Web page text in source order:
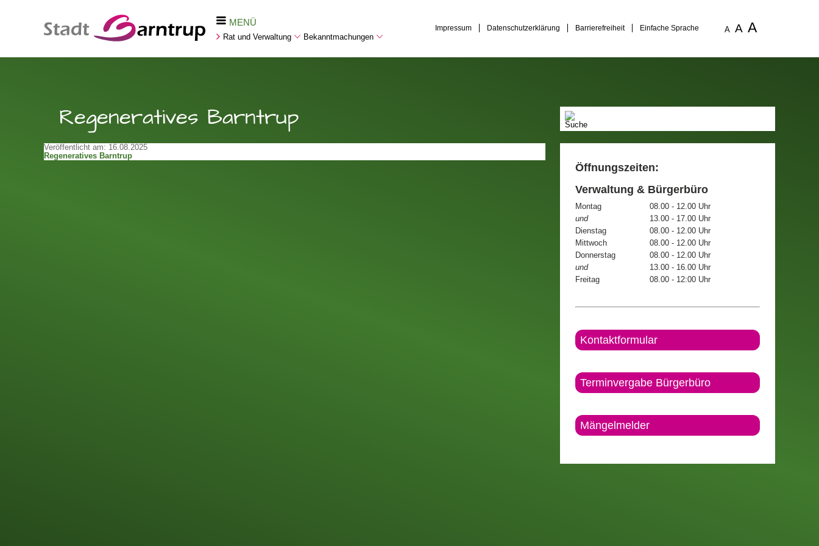
MENÜ
Rat und Verwaltung Bekanntmachungen
Impressum Datenschutzerklärung Barrierefreiheit Einfache Sprache A A A
Regeneratives Barntrup
Veröffentlicht am: 16.08.2025
Regeneratives Barntrup
Öffnungszeiten:
Verwaltung & Bürgerbüro
Montag
08.00 - 12.00 Uhr
und
13.00 - 17.00 Uhr
Dienstag
08.00 - 12.00 Uhr
Mittwoch
08.00 - 12.00 Uhr
Donnerstag
08.00 - 12.00 Uhr
und
13.00 - 16.00 Uhr
Freitag
08.00 - 12:00 Uhr
Kontaktformular
Terminvergabe Bürgerbüro
Mängelmelder